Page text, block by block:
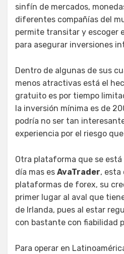
sinfín de mercados,
diferentes compañías del
permite transitar y escoger
para asegurar inversiones
Dentro de algunas de sus
menos atractivas está el
gratuito es por tiempo
la inversión mínima es de
podría no ser tan
experiencia por el riesgo
Otra plataforma que se
día mas es AvaTrader, esta
plataformas de forex, su
primer lugar al aval que
de Irlanda, pues al estar
con bastante con fiabilidad
Para operar en